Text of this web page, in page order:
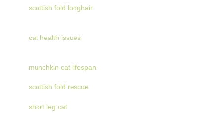
scottish fold longhair
cat health issues
munchkin cat lifespan
scottish fold rescue
short leg cat